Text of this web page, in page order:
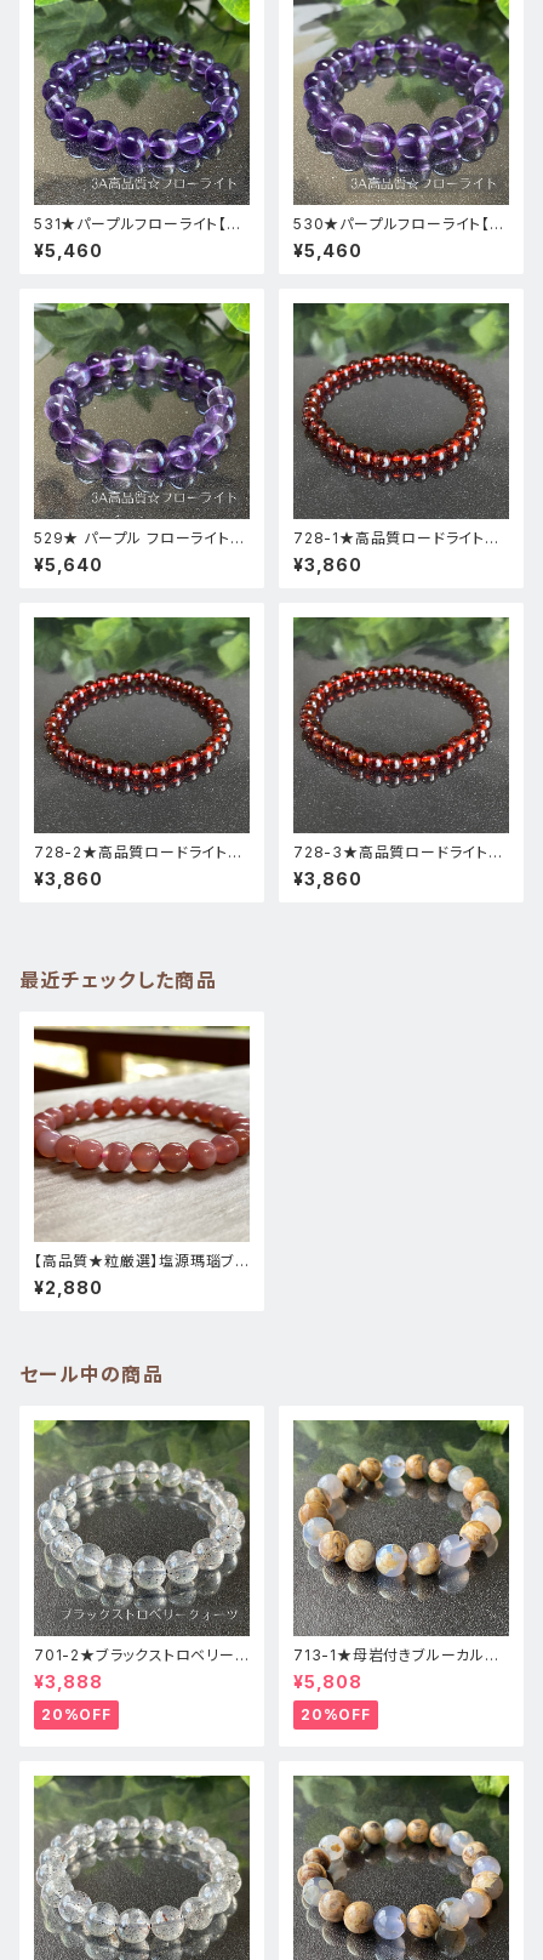
531★パープルフローライト【高
品質・高透明度】天然石パワース
トーンブレスレット新品
¥5,460
530★パープルフローライト【高
品質・高透明度】天然石パワース
トーンブレスレット新品
¥5,460
529★ パープル フローライト【
高品質 ・ 高透明度 】天然石 パ
ワーストーン ブレスレット 新品
¥5,640
728-1★高品質ロードライトガ
ーネット★天然石ブレスレットパ
ワーストーン新品
¥3,860
728-2★高品質ロードライトガ
ーネット★天然石ブレスレットパ
ワーストーン新品
¥3,860
728-3★高品質ロードライトガ
ーネット★天然石ブレスレットパ
ワーストーン新品
¥3,860
最近チェックした商品
【高品質★粒厳選】塩源瑪瑙ブレ
スレット★209-2天然石パワー
ストーンブレスレット
¥2,880
セール中の商品
701-2★ブラックストロベリーク
ォーツ【高品質】天然石ブレスレ
ッパワーストーン
¥3,888
20%OFF
713-1★母岩付きブルーカルセ
ドニー【高品質】天然石ブレスレ
ットパワーストーン
¥5,808
20%OFF